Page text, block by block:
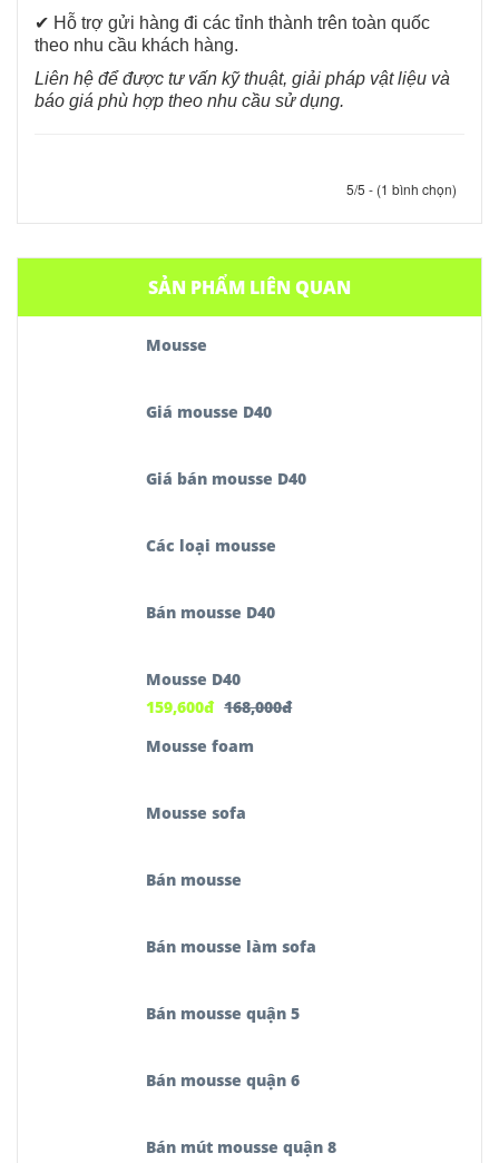
✔ Hỗ trợ gửi hàng đi các tỉnh thành trên toàn quốc
theo nhu cầu khách hàng.
Liên hệ để được tư vấn kỹ thuật, giải pháp vật liệu và
báo giá phù hợp theo nhu cầu sử dụng.
5/5 - (1 bình chọn)
SẢN PHẨM LIÊN QUAN
Mousse
Giá mousse D40
Giá bán mousse D40
Các loại mousse
Bán mousse D40
Mousse D40
159,600đ 168,000đ
Mousse foam
Mousse sofa
Bán mousse
Bán mousse làm sofa
Bán mousse quận 5
Bán mousse quận 6
Bán mút mousse quận 8